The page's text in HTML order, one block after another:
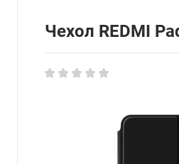
Чехол REDMI